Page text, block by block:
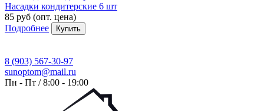
Насадки кондитерские 6 шт
85 руб (опт. цена)
Подробнее
Купить
8 (903) 567-30-97
sunoptom@mail.ru
Пн - Пт / 8:00 - 19:00